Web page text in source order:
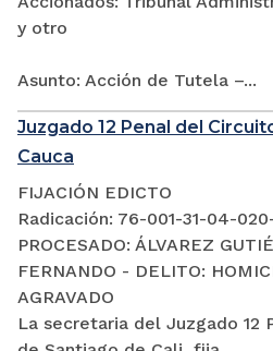
y otro
Asunto: Acción de Tutela –...
Juzgado 12 Penal del
Cauca
FIJACIÓN EDICTO
Radicación: 76-001-31-04-
PROCESADO: ÁLVAREZ
FERNANDO - DELITO:
AGRAVADO
La secretaria del Juzgado 12